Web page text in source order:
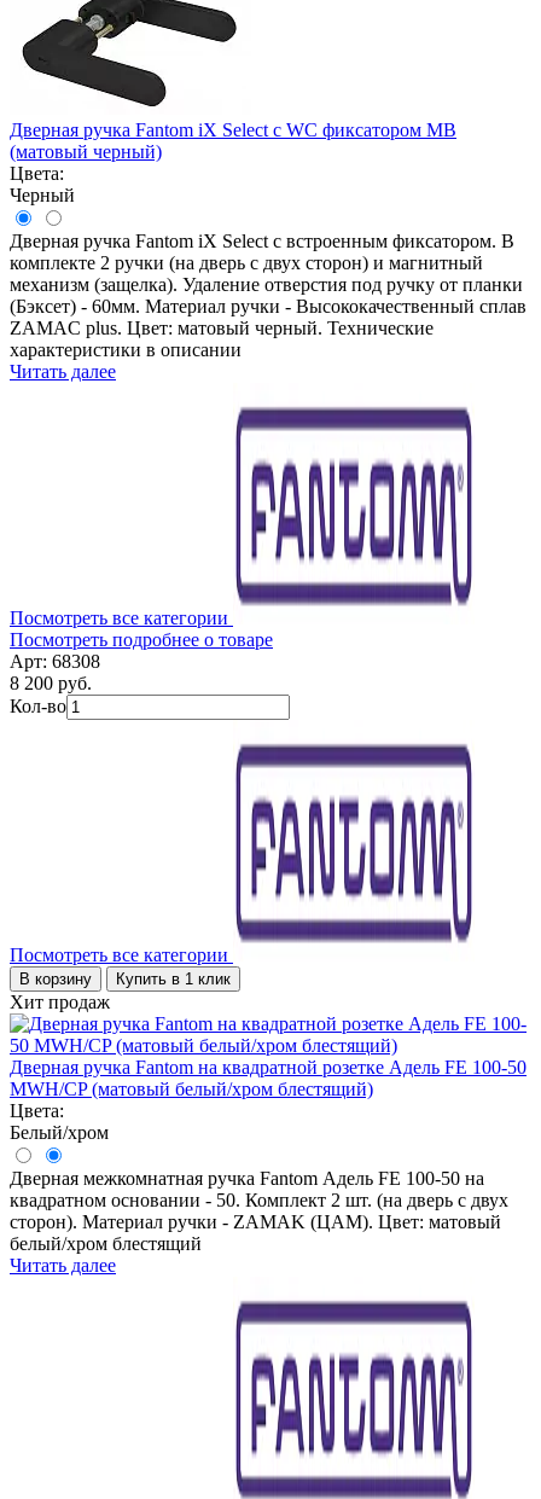
Дверная ручка Fantom iX Select с WC фиксатором MB
(матовый черный)
Цвета:
Черный
Дверная ручка Fantom iX Select с встроенным фиксатором. В
комплекте 2 ручки (на дверь с двух сторон) и магнитный
механизм (защелка). Удаление отверстия под ручку от планки
(Бэксет) - 60мм. Материал ручки - Высококачественный сплав
ZAMAC plus. Цвет: матовый черный. Технические
характеристики в описании
Читать далее
Посмотреть все категории
Посмотреть подробнее о товаре
Арт: 68308
8 200 руб.
Кол-во
Посмотреть все категории
В корзину Купить в 1 клик
Хит продаж
Дверная ручка Fantom на квадратной розетке Адель FE 100-50
MWH/CP (матовый белый/хром блестящий)
Цвета:
Белый/хром
Дверная межкомнатная ручка Fantom Адель FE 100-50 на
квадратном основании - 50. Комплект 2 шт. (на дверь с двух
сторон). Материал ручки - ZAMAK (ЦАМ). Цвет: матовый
белый/хром блестящий
Читать далее